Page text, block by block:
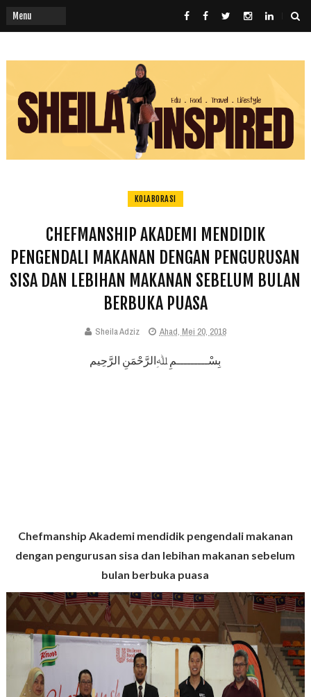
KOLABORASI
CHEFMANSHIP AKADEMI MENDIDIK
PENGENDALI MAKANAN DENGAN PENGURUSAN
SISA DAN LEBIHAN MAKANAN SEBELUM BULAN
BERBUKA PUASA
Sheila Adziz Ahad, Mei 20, 2018
بِسْـــــــــمِ ﷲِالرَّحْمَنِ الرَّحِيم
Chefmanship Akademi mendidik pengendali makanan
dengan pengurusan sisa dan lebihan makanan sebelum
bulan berbuka puasa